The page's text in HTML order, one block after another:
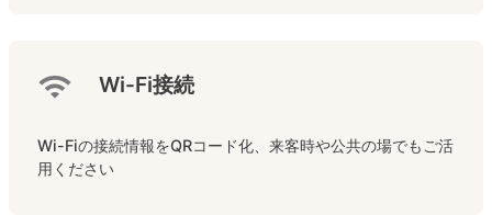
Wi-Fi接続
Wi-Fiの接続情報をQRコード化、来客時や公共の場でもご活
用ください